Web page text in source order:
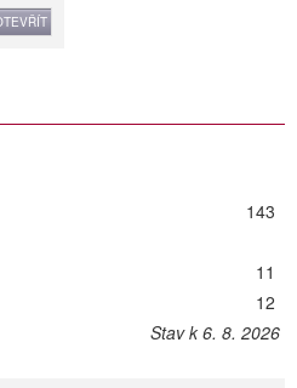
143
11
12
Stav k 6. 8. 2026